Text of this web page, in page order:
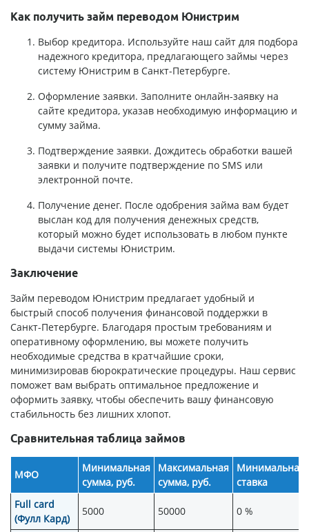
Как получить займ переводом Юнистрим
Выбор кредитора. Используйте наш сайт для подбора
надежного кредитора, предлагающего займы через
систему Юнистрим в Санкт-Петербурге.
Оформление заявки. Заполните онлайн-заявку на
сайте кредитора, указав необходимую информацию и
сумму займа.
Подтверждение заявки. Дождитесь обработки вашей
заявки и получите подтверждение по SMS или
электронной почте.
Получение денег. После одобрения займа вам будет
выслан код для получения денежных средств,
который можно будет использовать в любом пункте
выдачи системы Юнистрим.
Заключение
Займ переводом Юнистрим предлагает удобный и
быстрый способ получения финансовой поддержки в
Санкт-Петербурге. Благодаря простым требованиям и
оперативному оформлению, вы можете получить
необходимые средства в кратчайшие сроки,
минимизировав бюрократические процедуры. Наш сервис
поможет вам выбрать оптимальное предложение и
оформить заявку, чтобы обеспечить вашу финансовую
стабильность без лишних хлопот.
Сравнительная таблица займов
МФО
Минимальная
сумма, руб.
Максимальная
сумма, руб.
Минимальная
ставка
Full card
(Фулл Кард)
5000 50000 0 %